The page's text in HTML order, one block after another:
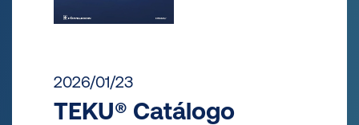
2026/01/23
TEKU® Catálogo